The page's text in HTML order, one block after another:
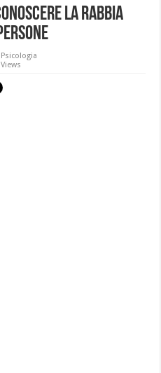
la rabbia
Psicologia